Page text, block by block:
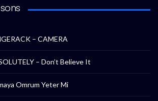
– CAMERA
– Don’t Believe It
Omrum Yeter Mi